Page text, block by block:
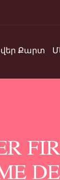
Քարտ